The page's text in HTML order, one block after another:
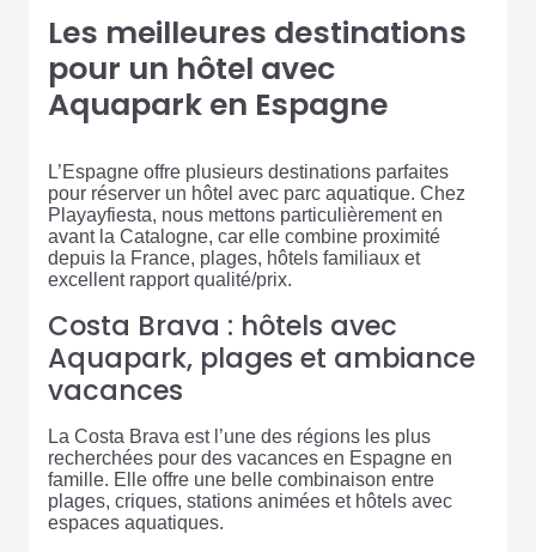
Les meilleures destinations
pour un hôtel avec
Aquapark en Espagne
L’Espagne offre plusieurs destinations parfaites
pour réserver un hôtel avec parc aquatique. Chez
Playayfiesta, nous mettons particulièrement en
avant la Catalogne, car elle combine proximité
depuis la France, plages, hôtels familiaux et
excellent rapport qualité/prix.
Costa Brava : hôtels avec
Aquapark, plages et ambiance
vacances
La Costa Brava est l’une des régions les plus
recherchées pour des vacances en Espagne en
famille. Elle offre une belle combinaison entre
plages, criques, stations animées et hôtels avec
espaces aquatiques.